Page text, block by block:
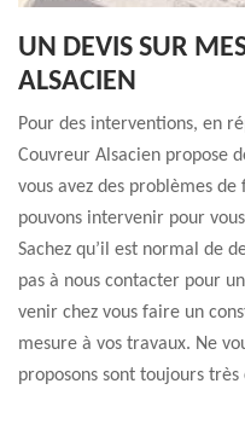
UN DEVIS SUR
ALSACIEN
Pour des interventions, en
Couvreur Alsacien propose
vous avez des problèmes
pouvons intervenir pour
Sachez qu’il est normal de
pas à nous contacter pour
venir chez vous faire un
mesure à vos travaux. Ne
proposons sont toujours